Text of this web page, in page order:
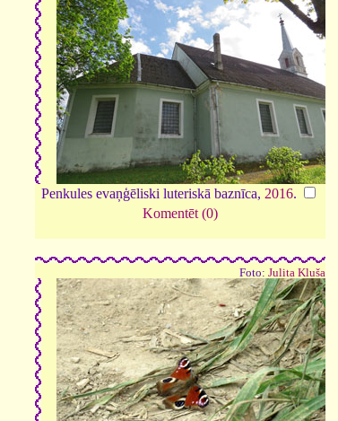
Penkules evaņģēliski luteriskā baznīca, 2016.
Komentēt (0)
Foto: Julita Kluša